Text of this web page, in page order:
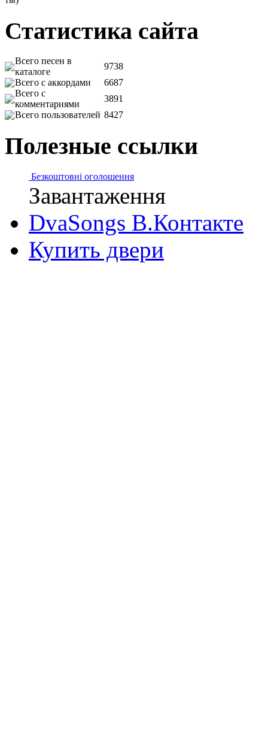
Статистика сайта
Всего песен в
каталоге
9738
Всего с аккордами
6687
Всего с
комментариями
3891
Всего пользователей 8427
Полезные ссылки
Безкоштовні оголошення
Завантаження
DvaSongs В.Контакте
Купить двери